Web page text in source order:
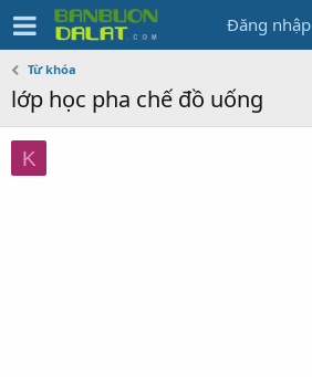
Đăng nhập
Từ khóa
lớp học pha chế đồ uống
K